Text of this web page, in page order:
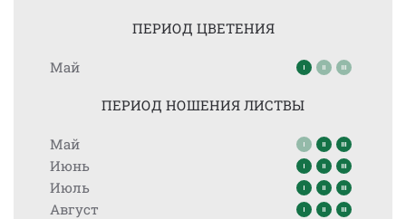
ПЕРИОД ЦВЕТЕНИЯ
Май
ПЕРИОД НОШЕНИЯ ЛИСТВЫ
Май
Июнь
Июль
Август